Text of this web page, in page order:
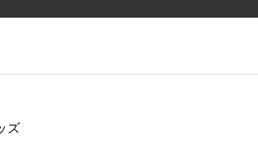
ズ